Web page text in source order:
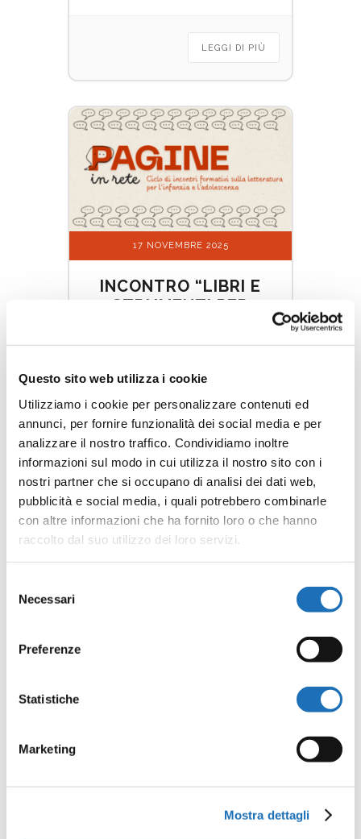
Questo sito web utilizza i cookie
Utilizziamo i cookie per personalizzare contenuti ed
annunci, per fornire funzionalità dei social media e per
analizzare il nostro traffico. Condividiamo inoltre
informazioni sul modo in cui utilizza il nostro sito con i
nostri partner che si occupano di analisi dei dati web,
pubblicità e social media, i quali potrebbero combinarle
con altre informazioni che ha fornito loro o che hanno
raccolto dal suo utilizzo dei loro servizi.
delNecessari
Preferenze
Statistiche
Marketing
Mostra dettagli
LEGGI DI PIÙ
17 NOVEMBRE 2025
INCONTRO “LIBRI E
STRUMENTI PER
BAMBINI CON BISOGNI
EDUCATIVI SPECIALI”
LEGGI DI PIÙ